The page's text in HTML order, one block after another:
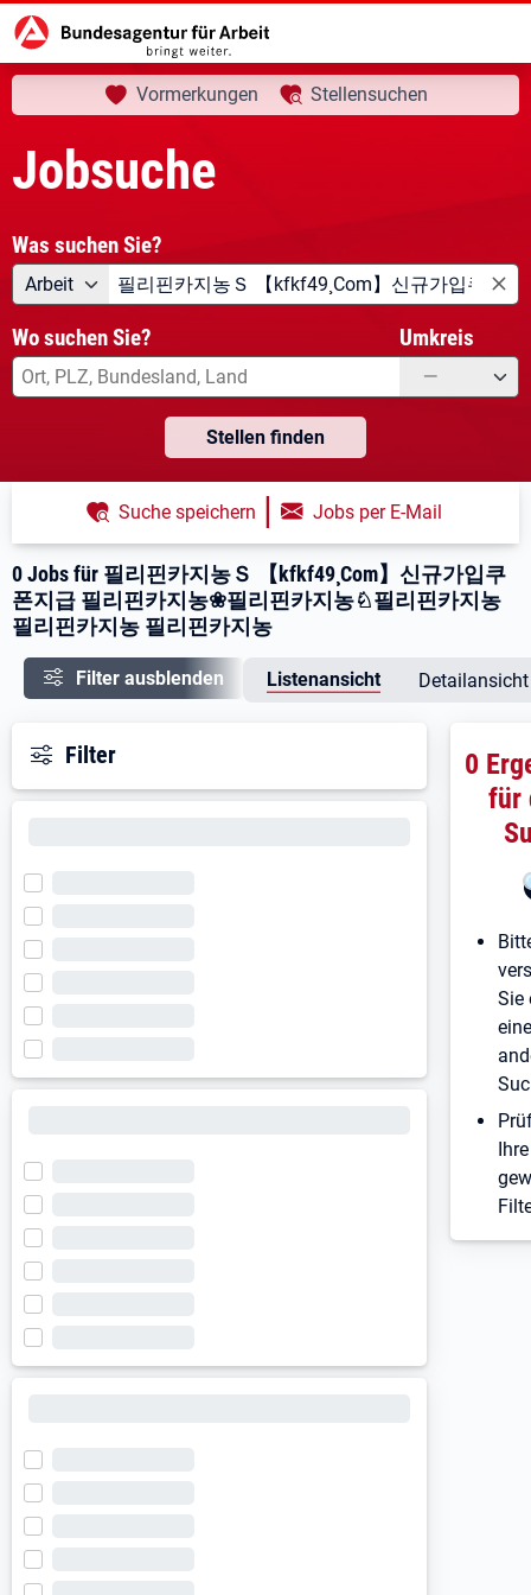
Startseite Jobsuche aktuelle Seite:
Ihre Suche
Vormerkungen Stellensuchen
Jobsuche
Was suchen Sie?
Angebotsart
Arbeit Was suchen Sie?
Wo suchen Sie? Umkreis
—
Stellen finden
0 Jobs für 필리핀카지농Ｓ 【kfkf49¸Com】신규가입쿠
폰지급 필리핀카지농❀필리핀카지농♘필리핀카지농
필리핀카지농 필리핀카지농
Suche speichern | Jobs per E-Mail
Filter ausblenden Listenansicht Detailansicht
Filter
0
für
Sie
Ihre